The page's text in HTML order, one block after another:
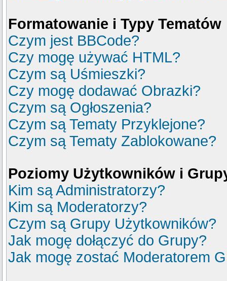
Formatowanie i Typy Tematów
Czym jest BBCode?
Czy mogę używać HTML?
Czym są Uśmieszki?
Czy mogę dodawać Obrazki?
Czym są Ogłoszenia?
Czym są Tematy Przyklejone?
Czym są Tematy Zablokowane?
Poziomy Użytkowników i
Kim są Administratorzy?
Kim są Moderatorzy?
Czym są Grupy Użytkowników?
Jak mogę dołączyć do Grupy?
Jak mogę zostać Moderatorem